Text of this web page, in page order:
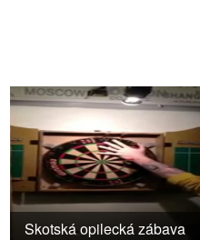
Skotská opilecká zábava